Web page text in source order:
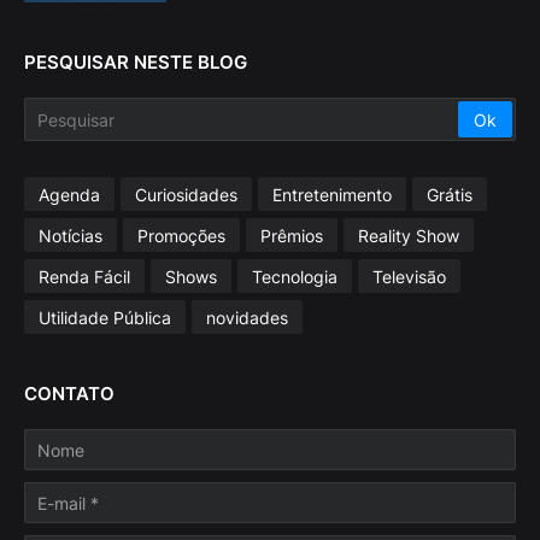
PESQUISAR NESTE BLOG
Agenda Curiosidades Entretenimento
Grátis
Notícias
Promoções Prêmios
Reality Show
Renda Fácil
Shows Tecnologia
Televisão
Utilidade Pública
novidades
CONTATO